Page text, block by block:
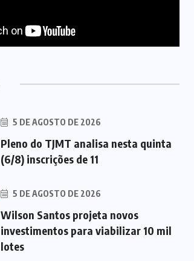
5 DE AGOSTO DE 2026
Pleno do TJMT analisa nesta quinta
(6/8) inscrições de 11
5 DE AGOSTO DE 2026
Wilson Santos projeta novos
investimentos para viabilizar 10 mil
lotes